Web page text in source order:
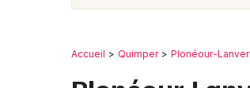
Accueil Quimper Plonéour-